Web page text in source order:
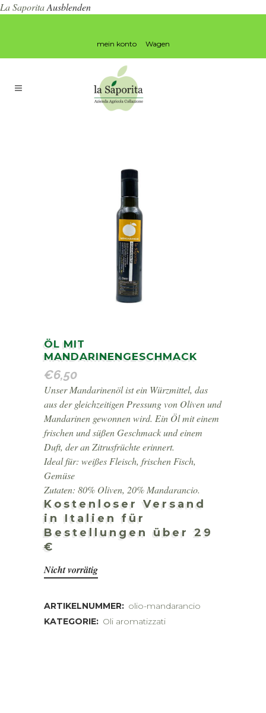
La SaporitaAusblenden
mein konto Wagen
ÖL MIT
MANDARINENGESCHMACK
€6,50
Unser Mandarinenöl ist ein Würzmittel, das
aus der gleichzeitigen Pressung von Oliven und
Mandarinen gewonnen wird. Ein Öl mit einem
frischen und süßen Geschmack und einem
Duft, der an Zitrusfrüchte erinnert.
Ideal für: weißes Fleisch, frischen Fisch,
Gemüse
Zutaten: 80% Oliven, 20% Mandarancio.
Kostenloser Versand
in Italien für
Bestellungen über 29
€
Nicht vorrätig
ARTIKELNUMMER: olio-mandarancio
KATEGORIE: Oli aromatizzati